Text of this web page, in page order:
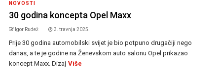
NOVOSTI
30 godina koncepta Opel Maxx
Igor Rudež 3. travnja 2025.
Prije 30 godina automobilski svijet je bio potpuno drugačiji nego
danas, a te je godine na Ženevskom auto salonu Opel prikazao
koncept Maxx. Dizaj Više